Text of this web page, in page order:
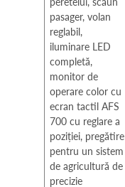
pasager, volan
reglabil,
iluminare LED
completă,
monitor de
operare color cu
ecran tactil AFS
700 cu reglare a
poziției, pregătire
pentru un sistem
de agricultură de
precizie